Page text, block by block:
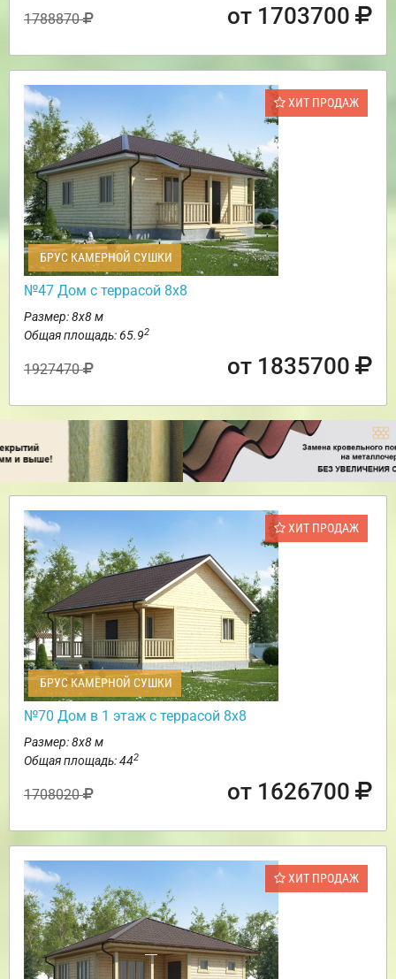
1788870 от 1703700
ХИТ ПРОДАЖ
БРУС КАМЕРНОЙ СУШКИ
№47 Дом с террасой 8х8
Размер: 8х8 м
Общая площадь: 65.92
1927470 от 1835700
ХИТ ПРОДАЖ
БРУС КАМЕРНОЙ СУШКИ
№70 Дом в 1 этаж с террасой 8х8
Размер: 8х8 м
Общая площадь: 442
1708020 от 1626700
ХИТ ПРОДАЖ